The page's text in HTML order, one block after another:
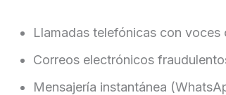
Llamadas telefónicas con voces
Correos electrónicos
Mensajería instantánea